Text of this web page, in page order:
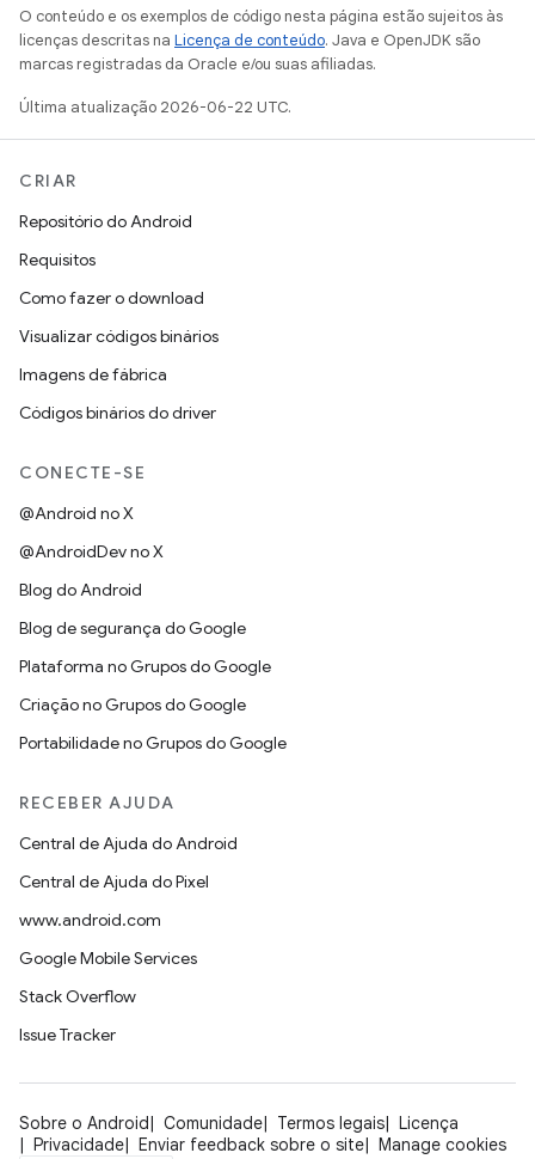
O conteúdo e os exemplos de código nesta página estão sujeitos às
licenças descritas na Licença de conteúdo. Java e OpenJDK são
marcas registradas da Oracle e/ou suas afiliadas.
Última atualização 2026-06-22 UTC.
CRIAR
Repositório do Android
Requisitos
Como fazer o download
Visualizar códigos binários
Imagens de fábrica
Códigos binários do driver
CONECTE-SE
@Android no X
@AndroidDev no X
Blog do Android
Blog de segurança do Google
Plataforma no Grupos do Google
Criação no Grupos do Google
Portabilidade no Grupos do Google
RECEBER AJUDA
Central de Ajuda do Android
Central de Ajuda do Pixel
www.android.com
Google Mobile Services
Stack Overflow
Issue Tracker
Sobre o Android Comunidade Termos legais
Licença
Privacidade
Enviar feedback sobre o site Manage cookies